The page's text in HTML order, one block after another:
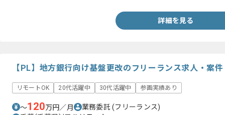
詳細を見る
【PL】地方銀行向け基盤更改のフリーランス求人・案件
リモートOK 20代活躍中 30代活躍中 参画実績あり
〜120万円／月 業務委託(フリーランス)